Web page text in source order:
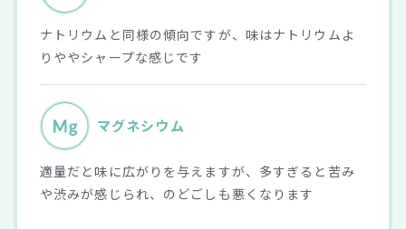
ナトリウムと同様の傾向ですが、味はナトリウムよ
りややシャープな感じです
マグネシウム
適量だと味に広がりを与えますが、多すぎると苦み
や渋みが感じられ、のどごしも悪くなります